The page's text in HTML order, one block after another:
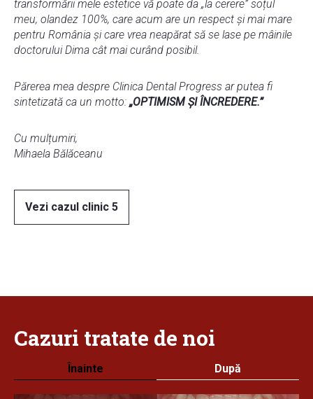
transformării mele estetice vă poate da „la cerere” soțul
meu, olandez 100%, care acum are un respect și mai mare
pentru România și care vrea neapărat să se lase pe mâinile
doctorului Dima cât mai curând posibil.
Părerea mea despre Clinica Dental Progress ar putea fi
sintetizată ca un motto: „OPTIMISM ȘI ÎNCREDERE.”
Cu mulțumiri,
Mihaela Bălăceanu
Vezi cazul clinic 5
Cazuri tratate de noi
Înainte După